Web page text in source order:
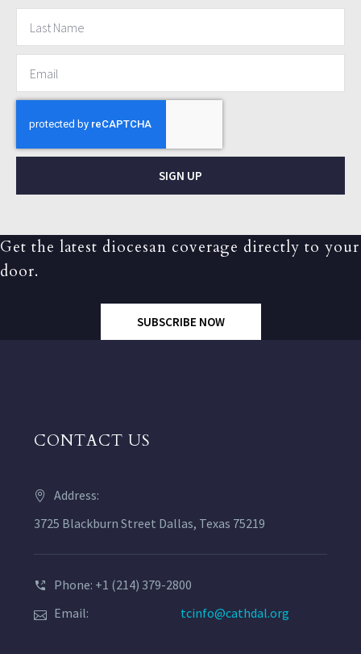
SIGN UP
Get the latest diocesan coverage directly to your
door.
SUBSCRIBE NOW
CONTACT US
Address:
3725 Blackburn Street Dallas, Texas 75219
Phone: +1 (214) 379-2800
Email:
tcinfo@cathdal.org